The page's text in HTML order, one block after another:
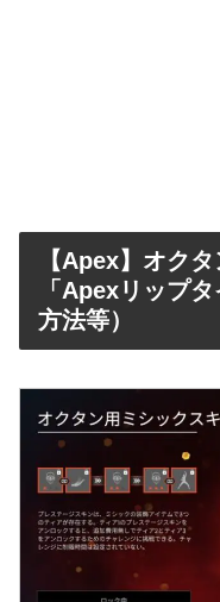
【Apex】オク
「Apexリップ
方法等）